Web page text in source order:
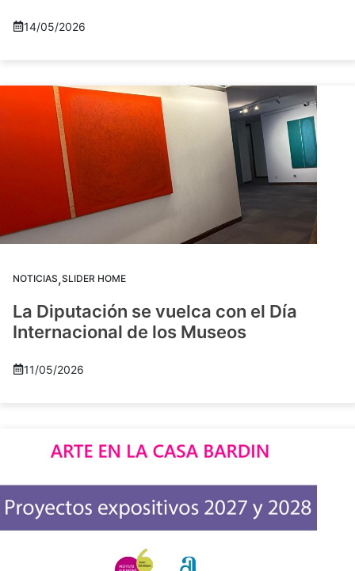
14/05/2026
NOTICIAS,SLIDER HOME
La Diputación se vuelca con el Día
Internacional de los Museos
11/05/2026